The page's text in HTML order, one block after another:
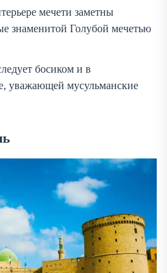
мечети заметны
знаменитой Голубой мечетью
босиком и в
уважающей мусульманские